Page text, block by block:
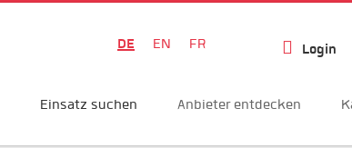
DE EN FR Login
Einsatz suchen Anbieter entdecken